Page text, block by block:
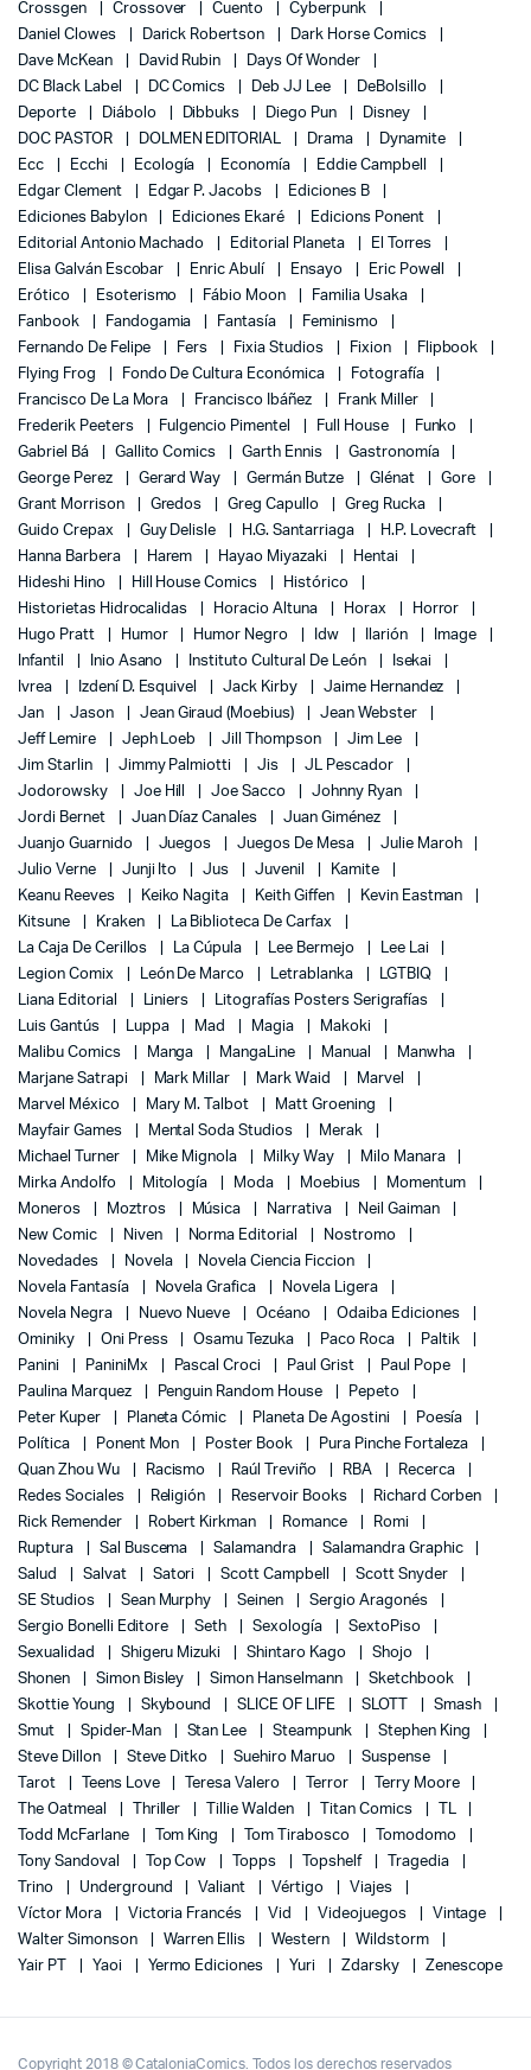
Crossgen
Crossover Cuento
Cyberpunk
Daniel Clowes
Darick Robertson
Dark Horse Comics
Dave McKean
David Rubin
Days Of Wonder
DC Black Label
DC Comics Deb JJ Lee
DeBolsillo
Deporte
Diábolo Dibbuks Diego Pun
Disney
DOC PASTOR
DOLMEN EDITORIAL Drama
Dynamite
Ecc
Ecchi Ecología Economía
Eddie Campbell
Edgar Clement
Edgar P. Jacobs
Ediciones B
Ediciones Babylon
Ediciones Ekaré
Edicions Ponent
Editorial Antonio Machado
Editorial Planeta
El Torres
Elisa Galván Escobar
Enric Abulí Ensayo
Eric Powell
Erótico
Esoterismo Fábio Moon
Familia Usaka
Fanbook
Fandogamia Fantasía
Feminismo
Fernando De Felipe
Fers Fixia Studios Fixion
Flipbook
Flying Frog
Fondo De Cultura Económica
Fotografía
Francisco De La Mora
Francisco Ibáñez
Frank Miller
Frederik Peeters
Fulgencio Pimentel Full House
Funko
Gabriel Bá
Gallito Comics Garth Ennis
Gastronomía
George Perez
Gerard Way Germán Butze Glénat
Gore
Grant Morrison
Gredos Greg Capullo
Greg Rucka
Guido Crepax
Guy Delisle H.G. Santarriaga
H.P. Lovecraft
Hanna Barbera
Harem Hayao Miyazaki
Hentai
Hideshi Hino
Hill House Comics
Histórico
Historietas Hidrocalidas
Horacio Altuna Horax
Horror
Hugo Pratt
Humor Humor Negro Idw Ilarión
Image
Infantil
Inio Asano Instituto Cultural De León
Isekai
Ivrea
Izdení D. Esquivel Jack Kirby
Jaime Hernandez
Jan
Jason Jean Giraud (Moebius)
Jean Webster
Jeff Lemire
Jeph Loeb Jill Thompson
Jim Lee
Jim Starlin
Jimmy Palmiotti Jis
JL Pescador
Jodorowsky
Joe Hill Joe Sacco
Johnny Ryan
Jordi Bernet
Juan Díaz Canales
Juan Giménez
Juanjo Guarnido
Juegos Juegos De Mesa
Julie Maroh
Julio Verne
Junji Ito Jus Juvenil
Kamite
Keanu Reeves
Keiko Nagita Keith Giffen
Kevin Eastman
Kitsune
Kraken
La Biblioteca De Carfax
La Caja De Cerillos
La Cúpula Lee Bermejo
Lee Lai
Legion Comix
León De Marco Letrablanka
LGTBIQ
Liana Editorial
Liniers
Litografías Posters Serigrafías
Luis Gantús
Luppa Mad Magia
Makoki
Malibu Comics
Manga MangaLine Manual
Manwha
Marjane Satrapi
Mark Millar Mark Waid
Marvel
Marvel México
Mary M. Talbot
Matt Groening
Mayfair Games
Mental Soda Studios
Merak
Michael Turner
Mike Mignola Milky Way
Milo Manara
Mirka Andolfo
Mitología Moda Moebius
Momentum
Moneros
Moztros Música Narrativa
Neil Gaiman
New Comic
Niven Norma Editorial
Nostromo
Novedades
Novela
Novela Ciencia Ficcion
Novela Fantasía
Novela Grafica
Novela Ligera
Novela Negra
Nuevo Nueve Océano
Odaiba Ediciones
Ominiky
Oni Press Osamu Tezuka Paco Roca
Paltik
Panini
PaniniMx Pascal Croci Paul Grist
Paul Pope
Paulina Marquez
Penguin Random House
Pepeto
Peter Kuper
Planeta Cómic Planeta De Agostini
Poesía
Política
Ponent Mon Poster Book
Pura Pinche Fortaleza
Quan Zhou Wu
Racismo Raúl Treviño RBA
Recerca
Redes Sociales
Religión Reservoir Books
Richard Corben
Rick Remender
Robert Kirkman Romance
Romi
Ruptura
Sal Buscema Salamandra
Salamandra Graphic
Salud
Salvat Satori Scott Campbell
Scott Snyder
SE Studios
Sean Murphy Seinen
Sergio Aragonés
Sergio Bonelli Editore
Seth Sexología
SextoPiso
Sexualidad
Shigeru Mizuki Shintaro Kago
Shojo
Shonen
Simon Bisley Simon Hanselmann
Sketchbook
Skottie Young
Skybound SLICE OF LIFE SLOTT
Smash
Smut
Spider-Man Stan Lee Steampunk
Stephen King
Steve Dillon
Steve Ditko Suehiro Maruo
Suspense
Tarot
Teens Love Teresa Valero Terror
Terry Moore
The Oatmeal
Thriller Tillie Walden Titan Comics
TL
Todd McFarlane
Tom King Tom Tirabosco
Tomodomo
Tony Sandoval
Top Cow Topps Topshelf
Tragedia
Trino
Underground Valiant Vértigo
Viajes
Víctor Mora
Victoria Francés Vid Videojuegos
Vintage
Walter Simonson
Warren Ellis Western
Wildstorm
Yair PT
Yaoi Yermo Ediciones Yuri Zdarsky Zenescope
Copyright 2018 © CataloniaComics. Todos los derechos reservados